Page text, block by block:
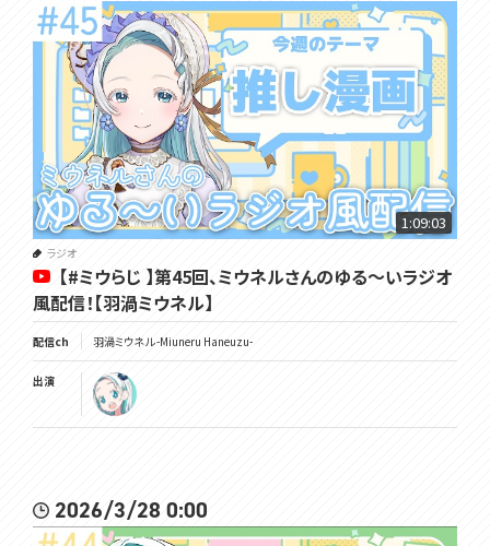
1:09:03
ラジオ
【#ミウらじ 】第45回、ミウネルさんのゆる～いラジオ
風配信！【羽渦ミウネル】
配信ch 羽渦ミウネル -Miuneru Haneuzu-
出演
2026/3/28 0:00